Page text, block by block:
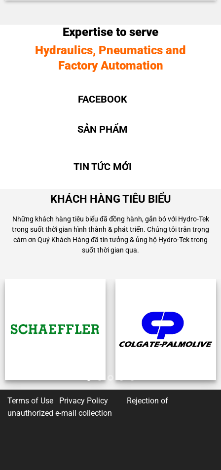
Expertise to serve
Hydraulics, Pneumatics and
Factory Automation
FACEBOOK
SẢN PHẨM
TIN TỨC MỚI
KHÁCH HÀNG TIÊU BIỂU
Những khách hàng tiêu biểu đã đồng hành, gắn bó với Hydro-Tek
trong suốt thời gian hình thành & phát triển. Chúng tôi trân trọng
cám ơn Quý Khách Hàng đã tin tưởng & ủng hộ Hydro-Tek trong
suốt thời gian qua.
Terms of Use Privacy Policy
Rejection of
unauthorized e-mail collection